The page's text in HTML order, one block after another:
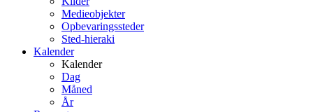
Medieobjekter
Opbevaringssteder
Sted-hieraki
Kalender
Kalender
Dag
Måned
År